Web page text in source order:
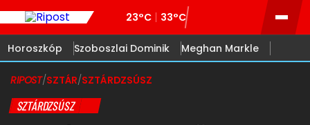
23°C 33°C
Horoszkóp Szoboszlai Dominik Meghan Markle
RIPOST/SZTÁR/SZTÁRDZSÚSZ
SZTÁRDZSÚSZ